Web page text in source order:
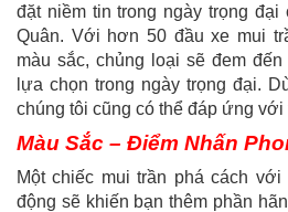
đặt niềm tin trong ngày trọng
Quân. Với hơn 50 đầu xe mui
màu sắc, chủng loại sẽ đem
lựa chọn trong ngày trọng đại.
chúng tôi cũng có thể đáp ứng với
Màu Sắc – Điểm Nhấn
Một chiếc mui trần phá cách với
động sẽ khiến bạn thêm phần